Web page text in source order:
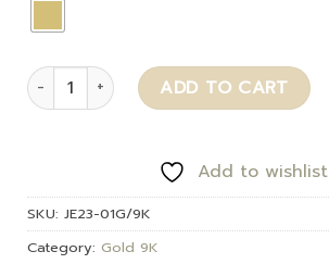
Mamalyn quantity ADD TO CART
Add to wishlist
SKU: JE23-01G/9K
Category: Gold 9K